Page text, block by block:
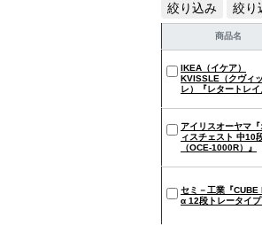
絞り込み 絞り
商品名
IKEA（イケア）
KVISSLE（クヴィ
レ）『レタートレイ
アイリスオーヤマ『
ィスチェスト 中10
（OCE-1000R）』
セミ－工業『CUBE
α 12段トレータイプ